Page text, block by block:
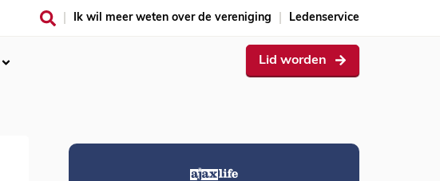
Ik wil meer weten over de vereniging Ledenservice
Lid worden